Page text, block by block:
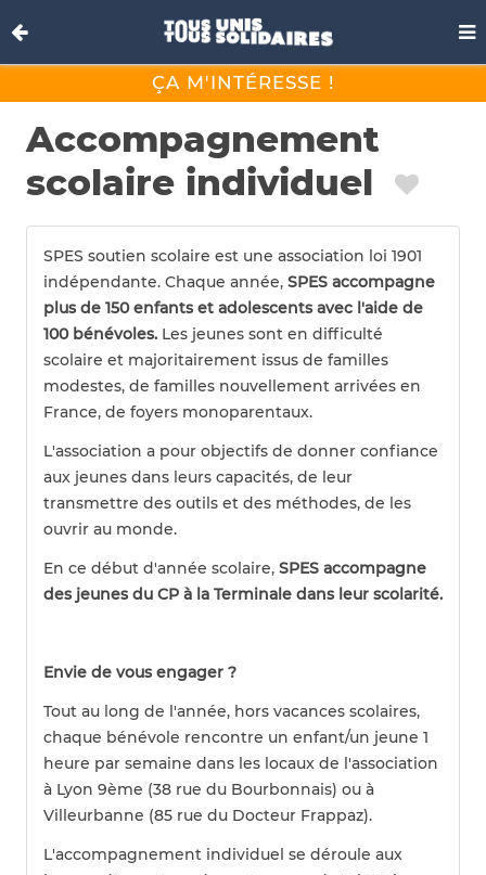
ÇA M'INTÉRESSE !
Accompagnement
scolaire individuel
SPES soutien scolaire est une association loi 1901
indépendante. Chaque année, SPES accompagne
plus de 150 enfants et adolescents avec l'aide de
100 bénévoles. Les jeunes sont en difficulté
scolaire et majoritairement issus de familles
modestes, de familles nouvellement arrivées en
France, de foyers monoparentaux.
L'association a pour objectifs de donner confiance
aux jeunes dans leurs capacités, de leur
transmettre des outils et des méthodes, de les
ouvrir au monde.
En ce début d'année scolaire, SPES accompagne
des jeunes du CP à la Terminale dans leur scolarité.
Envie de vous engager ?
Tout au long de l'année, hors vacances scolaires,
chaque bénévole rencontre un enfant/un jeune 1
heure par semaine dans les locaux de l'association
à Lyon 9ème (38 rue du Bourbonnais) ou à
Villeurbanne (85 rue du Docteur Frappaz).
L'accompagnement individuel se déroule aux